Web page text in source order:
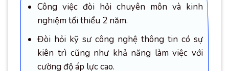
Công việc đòi hỏi chuyên môn và kinh
nghiệm tối thiểu 2 năm.
Đòi hỏi kỹ sư công nghệ thông tin có sự
kiên trì cũng như khả năng làm việc với
cường độ áp lực cao.